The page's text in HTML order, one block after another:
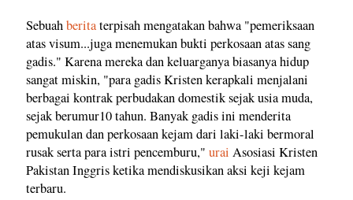
Sebuahberitaterpisah mengatakan bahwa "pemeriksaan
atas visum...juga menemukan bukti perkosaan atas sang
gadis." Karena mereka dan keluarganya biasanya hidup
sangat miskin, "para gadis Kristen kerapkali menjalani
berbagai kontrak perbudakan domestik sejak usia muda,
sejak berumur10 tahun. Banyak gadis ini menderita
pemukulan dan perkosaan kejam dari laki-laki bermoral
rusak serta para istri pencemburu," urai Asosiasi Kristen
Pakistan Inggris ketika mendiskusikan aksi keji kejam
terbaru.